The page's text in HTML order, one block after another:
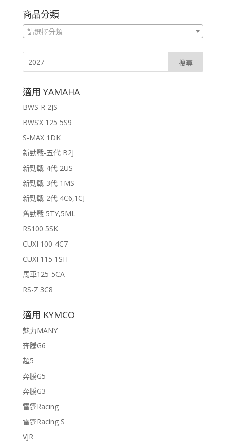
商品分類
請選擇分類
適用 YAMAHA
BWS-R 2JS
BWS’X 125 5S9
S-MAX 1DK
新勁戰-五代 B2J
新勁戰-4代 2US
新勁戰-3代 1MS
新勁戰-2代 4C6,1CJ
舊勁戰 5TY,5ML
RS100 5SK
CUXI 100-4C7
CUXI 115 1SH
馬車125-5CA
RS-Z 3C8
適用 KYMCO
魅力MANY
奔騰G6
超5
奔騰G5
奔騰G3
雷霆Racing
雷霆Racing S
VJR